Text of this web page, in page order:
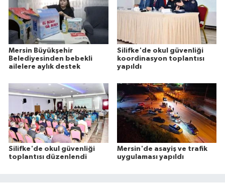
Mersin Büyükşehir
Belediyesinden bebekli
ailelere aylık destek
Silifke'de okul güvenliği
koordinasyon toplantısı
yapıldı
Silifke'de okul güvenliği
toplantısı düzenlendi
Mersin'de asayiş ve trafik
uygulaması yapıldı